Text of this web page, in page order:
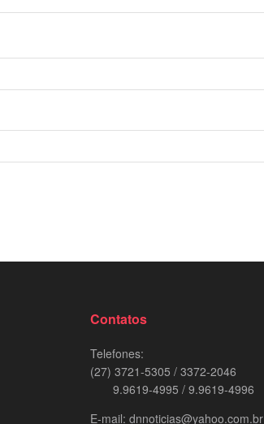
Contatos
Telefones:
(27) 3721-5305 / 3372-2046
9.9619-4995 / 9.9619-4996
E-mail: dnnoticias@yahoo.com.br